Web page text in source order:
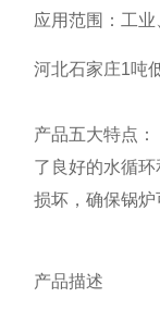
应用范围：工
河北石家庄1吨
产品五大特点
了良好的水循
损坏，确保锅
产品描述